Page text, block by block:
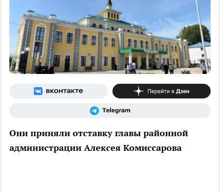
Они приняли отставку главы районной
администрации Алексея Комиссарова